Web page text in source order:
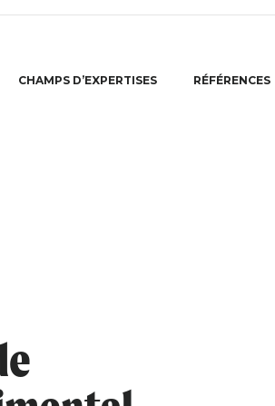
CHAMPS D’EXPERTISES RÉFÉRENCES